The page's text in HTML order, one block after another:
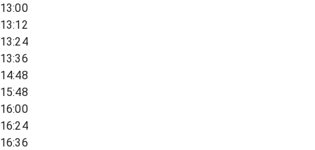
13:00
13:12
13:24
13:36
14:48
15:48
16:00
16:24
16:36